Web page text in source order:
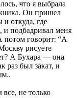
что я выбрала
Он пришел
и откуда, где
и подбадривал меня
потом говорит: “А
рисуете —
А Бухара — она
раз был закат, и
не только